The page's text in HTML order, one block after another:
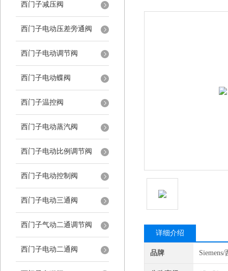
西门子减压阀
西门子电动压差旁通阀
西门子电动调节阀
西门子电动蝶阀
西门子温控阀
西门子电动蒸汽阀
西门子电动比例调节阀
西门子电动控制阀
西门子电动三通阀
西门子气动二通调节阀
西门子电动二通阀
详细介绍
品牌